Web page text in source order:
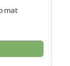
mat